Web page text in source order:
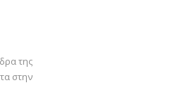
της
στην